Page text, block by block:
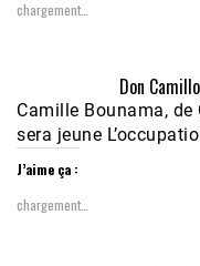
chargement…
Don
Camille Bounama, de
sera jeune
J’aime ça :
chargement…